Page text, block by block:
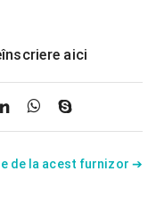
aici
de la acest furnizor ➔